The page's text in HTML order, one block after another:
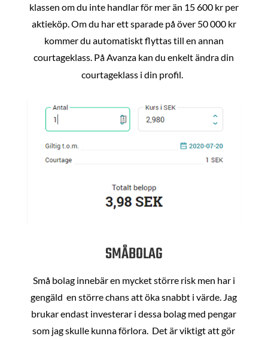
klassen om du inte handlar för mer än 15 600 kr per
aktieköp. Om du har ett sparade på över 50 000 kr
kommer du automatiskt flyttas till en annan
courtageklass. På Avanza kan du enkelt ändra din
courtageklass i din profil.
SMÅBOLAG
Små bolag innebär en mycket större risk men har i
gengäld en större chans att öka snabbt i värde. Jag
brukar endast investerar i dessa bolag med pengar
som jag skulle kunna förlora. Det är viktigt att gör